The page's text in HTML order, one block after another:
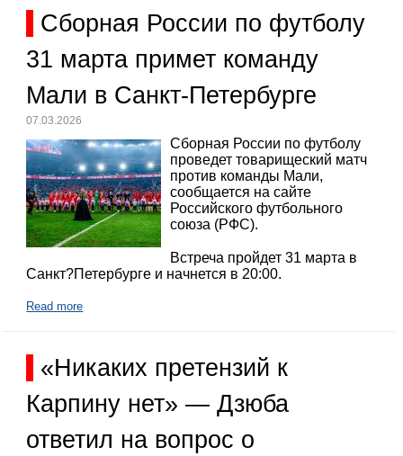
Сборная России по футболу
31 марта примет команду
Мали в Санкт-Петербурге
07.03.2026
Сборная России по футболу
проведет товарищеский матч
против команды Мали,
сообщается на сайте
Российского футбольного
союза (РФС).
Встреча пройдет 31 марта в
Санкт?Петербурге и начнется в 20:00.
Read more
«Никаких претензий к
Карпину нет» — Дзюба
ответил на вопрос о